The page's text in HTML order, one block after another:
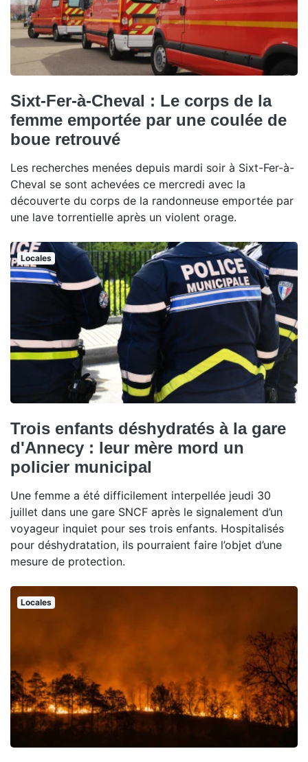
Sixt-Fer-à-Cheval : Le corps de la
femme emportée par une coulée de
boue retrouvé
Les recherches menées depuis mardi soir à Sixt-Fer-à-
Cheval se sont achevées ce mercredi avec la
découverte du corps de la randonneuse emportée par
une lave torrentielle après un violent orage.
Locales
Trois enfants déshydratés à la gare
d'Annecy : leur mère mord un
policier municipal
Une femme a été difficilement interpellée jeudi 30
juillet dans une gare SNCF après le signalement d’un
voyageur inquiet pour ses trois enfants. Hospitalisés
pour déshydratation, ils pourraient faire l’objet d’une
mesure de protection.
Locales